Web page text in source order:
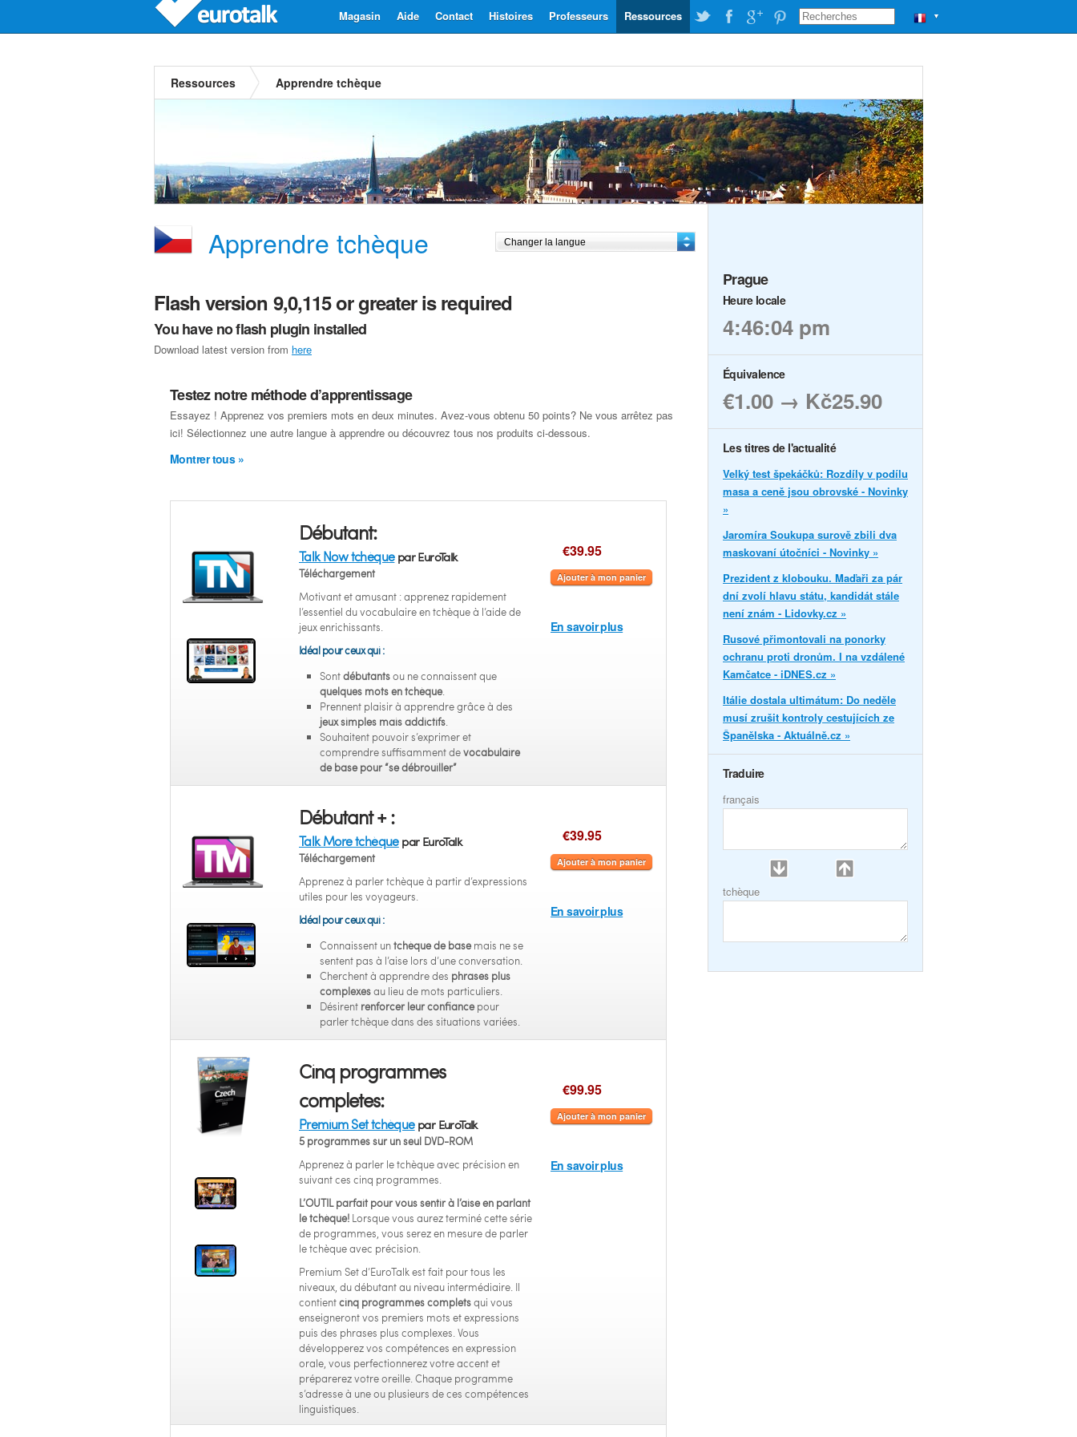
▼
Ressources
Professeurs
Histoires
Contact
Aide
Magasin
Ressources Apprendre tchèque
Apprendre tchèque
Flash version 9,0,115 or greater is required
You have no flash plugin installed
Download latest version from here
Testez notre méthode d’apprentissage
Essayez ! Apprenez vos premiers mots en deux minutes. Avez-vous obtenu 50 points? Ne vous arrêtez pas
ici! Sélectionnez une autre langue à apprendre ou découvrez tous nos produits ci-dessous.
Montrer tous »
Débutant:
Talk Now tchèquepar EuroTalk
Téléchargement
Motivant et amusant : apprenez rapidement
l’essentiel du vocabulaire en tchèque à l’aide de
jeux enrichissants.
Idéal pour ceux qui :
Sontdébutantsou ne connaissent que
quelques mots en tchèque.
Prennent plaisir à apprendre grâce à des
jeux simples mais addictifs.
Souhaitent pouvoir s’exprimer et
comprendre suffisamment devocabulaire
de base pour “se débrouiller”
€39.95
Ajouter à mon panier
En savoir plus
Débutant + :
Talk More tchèquepar EuroTalk
Téléchargement
Apprenez à parler tchèque à partir d’expressions
utiles pour les voyageurs.
Idéal pour ceux qui :
Connaissent untchèque de basemais ne se
sentent pas à l’aise lors d’une conversation.
Cherchent à apprendre des phrases plus
complexesau lieu de mots particuliers.
Désirent renforcer leur confiancepour
parler tchèque dans des situations variées.
€39.95
Ajouter à mon panier
En savoir plus
Cinq programmes
completes:
Premium Set tchèquepar EuroTalk
5 programmes sur un seul DVD-ROM
Apprenez à parler le tchèque avec précision en
suivant ces cinq programmes.
L’OUTIL parfait pour vous sentir à l’aise en parlant
le tchèque! Lorsque vous aurez terminé cette série
de programmes, vous serez en mesure de parler
le tchèque avec précision.
Premium Set d’EuroTalk est fait pour tous les
niveaux, du débutant au niveau intermédiaire. Il
contientcinq programmes completsqui vous
enseigneront vos premiers mots et expressions
puis des phrases plus complexes. Vous
développerez vos compétences en expression
orale, vous perfectionnerez votre accent et
préparerez votre oreille. Chaque programme
s’adresse à une ou plusieurs de ces compétences
linguistiques.
€99.95
Ajouter à mon panier
En savoir plus
Prague
Heure locale
4:46:05 pm
Équivalence
€1.00 → Kč25.90
Les titres de l'actualité
Velký test špekáčků: Rozdíly v podílu
masa a ceně jsou obrovské - Novinky
»
Jaromíra Soukupa surově zbili dva
maskovaní útočníci - Novinky »
Prezident z klobouku. Maďaři za pár
dní zvolí hlavu státu, kandidát stále
není znám - Lidovky.cz »
Rusové přimontovali na ponorky
ochranu proti dronům. I na vzdálené
Kamčatce - iDNES.cz »
Itálie dostala ultimátum: Do neděle
musí zrušit kontroly cestujících ze
Španělska - Aktuálně.cz »
Traduire
français
tchèque